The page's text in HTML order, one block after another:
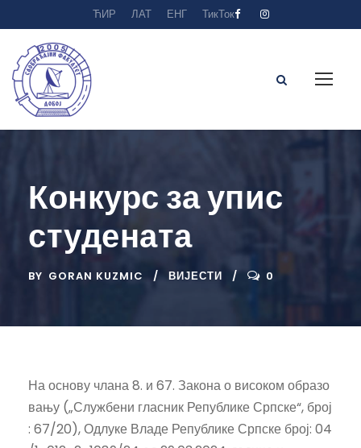
ЋИР ЛАТ ЕНГ ТикТок
Конкурс за упис
студената
BY GORAN KUZMIC ВИЈЕСТИ 0
На основу члана 8. и 67. Закона о високом образо
вању („Службени гласник Републике Српске“, број
: 67/20), Одлуке Владе Републике Српске број: 04